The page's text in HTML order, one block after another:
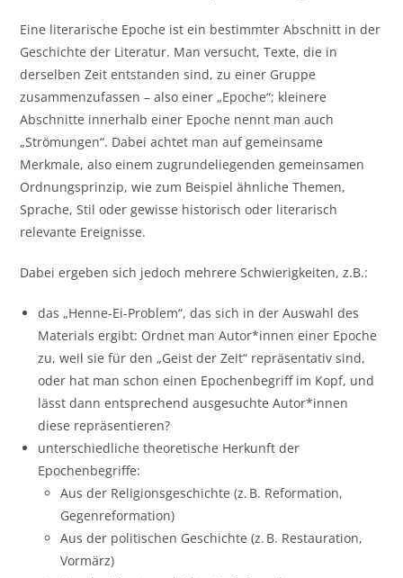
Eine literarische Epoche ist ein bestimmter Abschnitt in der
Geschichte der Literatur. Man versucht, Texte, die in
derselben Zeit entstanden sind, zu einer Gruppe
zusammenzufassen – also einer „Epoche“; kleinere
Abschnitte innerhalb einer Epoche nennt man auch
„Strömungen“. Dabei achtet man auf gemeinsame
Merkmale, also einem zugrundeliegenden gemeinsamen
Ordnungsprinzip, wie zum Beispiel ähnliche Themen,
Sprache, Stil oder gewisse historisch oder literarisch
relevante Ereignisse.
Dabei ergeben sich jedoch mehrere Schwierigkeiten, z.B.:
das „Henne-Ei-Problem“, das sich in der Auswahl des
Materials ergibt: Ordnet man Autor*innen einer Epoche
zu, weil sie für den „Geist der Zeit“ repräsentativ sind,
oder hat man schon einen Epochenbegriff im Kopf, und
lässt dann entsprechend ausgesuchte Autor*innen
diese repräsentieren?
unterschiedliche theoretische Herkunft der
Epochenbegriffe:
Aus der Religionsgeschichte (z. B. Reformation,
Gegenreformation)
Aus der politischen Geschichte (z. B. Restauration,
Vormärz)